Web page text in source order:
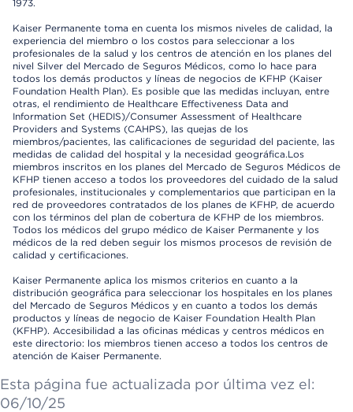
1973.
Kaiser Permanente toma en cuenta los mismos niveles de calidad, la
experiencia del miembro o los costos para seleccionar a los
profesionales de la salud y los centros de atención en los planes del
nivel Silver del Mercado de Seguros Médicos, como lo hace para
todos los demás productos y líneas de negocios de KFHP (Kaiser
Foundation Health Plan). Es posible que las medidas incluyan, entre
otras, el rendimiento de Healthcare Effectiveness Data and
Information Set (HEDIS)/Consumer Assessment of Healthcare
Providers and Systems (CAHPS), las quejas de los
miembros/pacientes, las calificaciones de seguridad del paciente, las
medidas de calidad del hospital y la necesidad geográfica.Los
miembros inscritos en los planes del Mercado de Seguros Médicos de
KFHP tienen acceso a todos los proveedores del cuidado de la salud
profesionales, institucionales y complementarios que participan en la
red de proveedores contratados de los planes de KFHP, de acuerdo
con los términos del plan de cobertura de KFHP de los miembros.
Todos los médicos del grupo médico de Kaiser Permanente y los
médicos de la red deben seguir los mismos procesos de revisión de
calidad y certificaciones.
Kaiser Permanente aplica los mismos criterios en cuanto a la
distribución geográfica para seleccionar los hospitales en los planes
del Mercado de Seguros Médicos y en cuanto a todos los demás
productos y líneas de negocio de Kaiser Foundation Health Plan
(KFHP). Accesibilidad a las oficinas médicas y centros médicos en
este directorio: los miembros tienen acceso a todos los centros de
atención de Kaiser Permanente.
Esta página fue actualizada por última vez el:
06/10/25